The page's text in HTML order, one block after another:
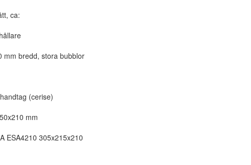
ca:
mm bredd, stora bubblor
(cerise)
mm
ESA4210 305x215x210